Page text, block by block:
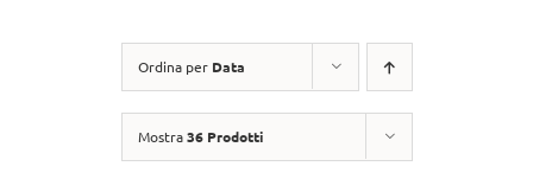
Ordina per Data
Mostra36 Prodotti